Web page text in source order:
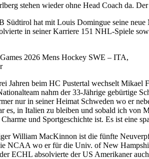
stehen wieder ohne Head Coach da.
Südtirol hat mit Louis Domingue seine
in seiner Karriere 151 NHL-Spiele
2026 Mens Hockey SWE – ITA,
Jahren beim HC Pustertal wechselt
nahm der 33-Jährige gebürtige
nur in seiner Heimat Schweden wo er
es, in Italien zu bleiben und sobald ich von
und Sportgeschichte ist. Es ist eine
William MacKinnon ist die fünfte
NCAA wo er für die Univ. of New
ECHL absolvierte der US Amerikaner